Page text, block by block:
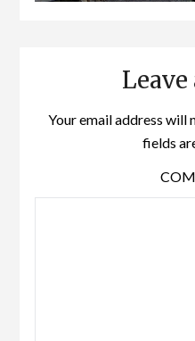
Your email address will
fields